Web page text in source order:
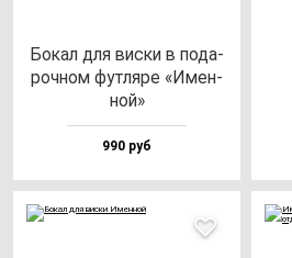
Бокал для вис­ки в по­да­
роч­ном фут­ля­ре «Имен­
ной»
990 руб